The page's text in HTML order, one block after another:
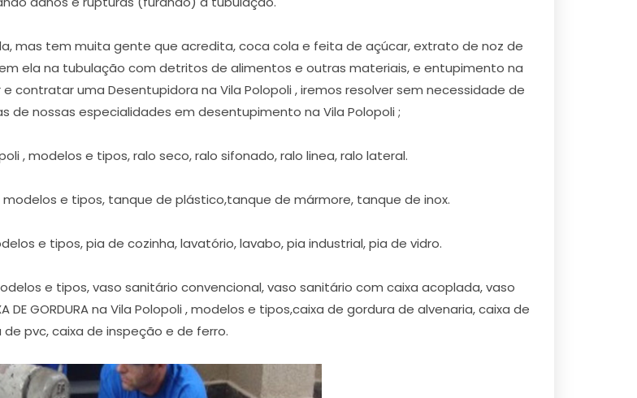
mas tem muita gente que acredita, coca cola e feita de açúcar, extrato de noz de
ela na tubulação com detritos de alimentos e outras materiais, e entupimento na
uma Desentupidora na Vila Polopoli , iremos resolver sem necessidade de
de nossas especialidades em desentupimento na Vila Polopoli ;
, modelos e tipos, ralo seco, ralo sifonado, ralo linea, ralo lateral.
, modelos e tipos, tanque de plástico,tanque de mármore, tanque de inox.
e tipos, pia de cozinha, lavatório, lavabo, pia industrial, pia de vidro.
, modelos e tipos, vaso sanitário convencional, vaso sanitário com caixa acoplada, vaso
DE GORDURA na Vila Polopoli , modelos e tipos,caixa de gordura de alvenaria, caixa de
de pvc, caixa de inspeção e de ferro.